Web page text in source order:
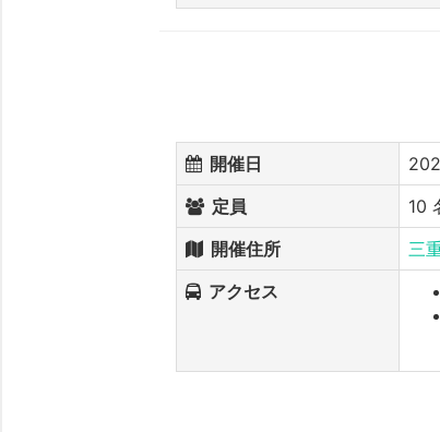
開催日
定員
10
開催住所
三
アクセス